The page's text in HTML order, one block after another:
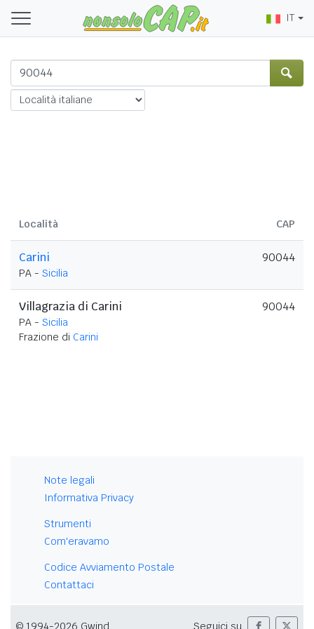
IT
Località CAP
Carini
PA - Sicilia
90044
Villagrazia di Carini
PA - Sicilia
Frazione di Carini
90044
Note legali
Informativa Privacy
Strumenti
Com'eravamo
Codice Avviamento Postale
Contattaci
© 1994-2026 Gwind Seguici su